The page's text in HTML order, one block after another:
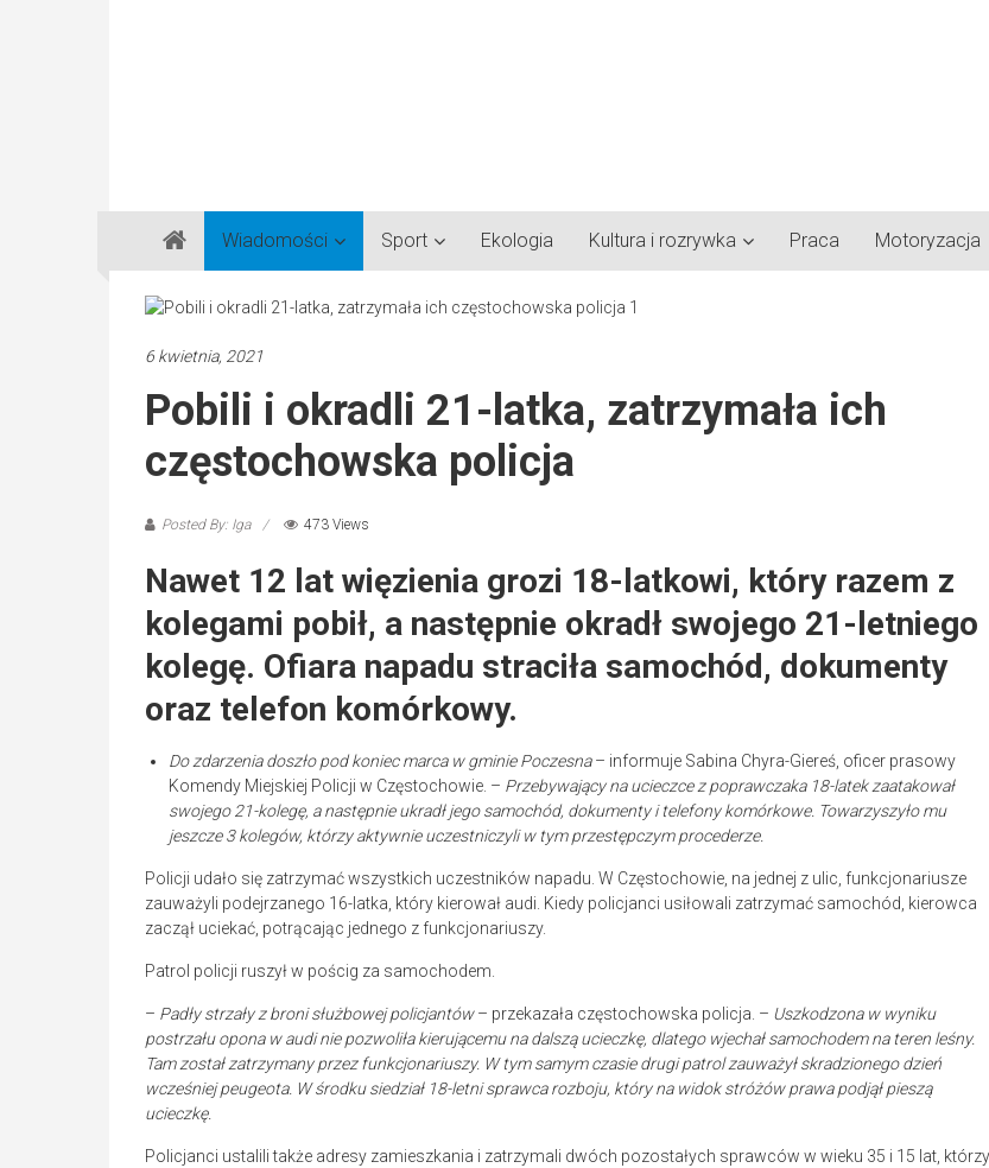
Gazeta
Regionalna
Częstochowa,
Lubliniec,
Wiadomości Sport Ekologia Kultura i rozrywka Praca Motoryzacja
6 kwietnia, 2021
Pobili i okradli 21-latka, zatrzymała ich
częstochowska policja
Posted By: Iga 473 Views
Nawet 12 lat więzienia grozi 18-latkowi, który razem z
kolegami pobił, a następnie okradł swojego 21-letniego
kolegę. Ofiara napadu straciła samochód, dokumenty
oraz telefon komórkowy.
Do zdarzenia doszło pod koniec marca w gminie Poczesna– informuje Sabina Chyra-Giereś, oficer prasowy
Komendy Miejskiej Policji w Częstochowie. – Przebywający na ucieczce z poprawczaka 18-latek zaatakował
swojego 21-kolegę, a następnie ukradł jego samochód, dokumenty i telefony komórkowe. Towarzyszyło mu
jeszcze 3 kolegów, którzy aktywnie uczestniczyli w tym przestępczym procederze.
Policji udało się zatrzymać wszystkich uczestników napadu. W Częstochowie, na jednej z ulic, funkcjonariusze
zauważyli podejrzanego 16-latka, który kierował audi. Kiedy policjanci usiłowali zatrzymać samochód, kierowca
zaczął uciekać, potrącając jednego z funkcjonariuszy.
Patrol policji ruszył w pościg za samochodem.
– Padły strzały z broni służbowej policjantów– przekazała częstochowska policja. – Uszkodzona w wyniku
postrzału opona w audi nie pozwoliła kierującemu na dalszą ucieczkę, dlatego wjechał samochodem na teren leśny.
Tam został zatrzymany przez funkcjonariuszy. W tym samym czasie drugi patrol zauważył skradzionego dzień
wcześniej peugeota. W środku siedział 18-letni sprawca rozboju, który na widok stróżów prawa podjął pieszą
ucieczkę.
Policjanci ustalili także adresy zamieszkania i zatrzymali dwóch pozostałych sprawców w wieku 35 i 15 lat, którzy